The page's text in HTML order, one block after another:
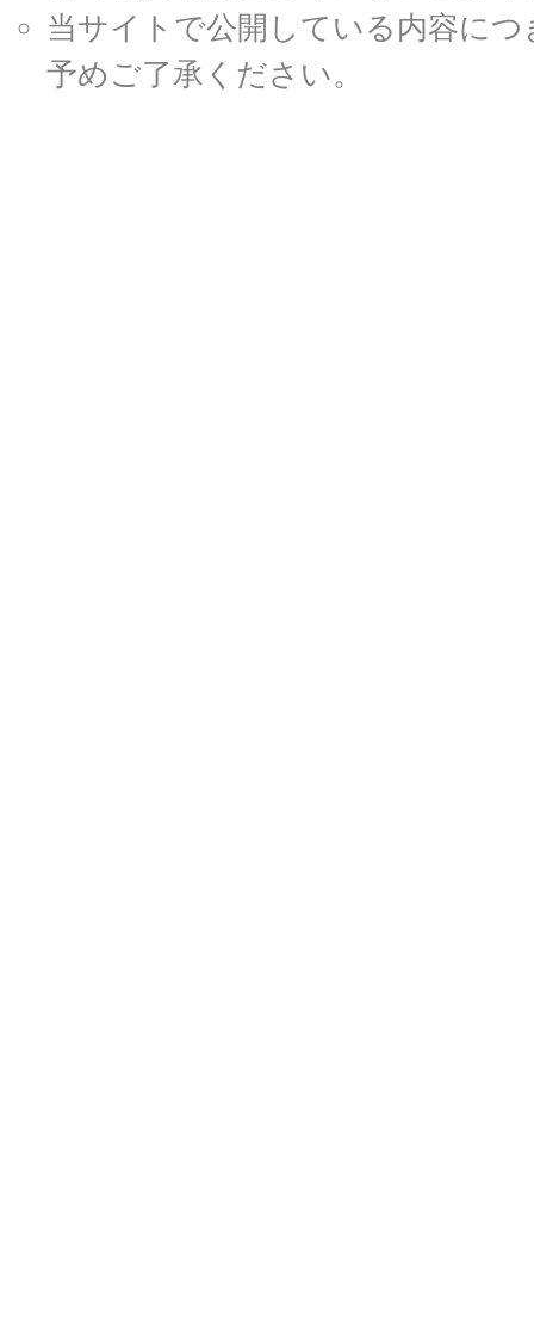
当サイトで公開している内容に
予めご了承ください。